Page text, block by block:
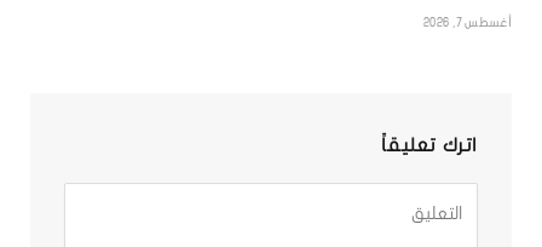
أغسطس 7, 2026
اترك تعليقاً